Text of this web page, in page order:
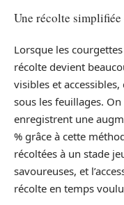
Une récolte simplifiée
Lorsque les
récolte devient
visibles et
sous les feuillages.
enregistrent une
% grâce à cette
récoltées à un stade
savoureuses, et
récolte en temps